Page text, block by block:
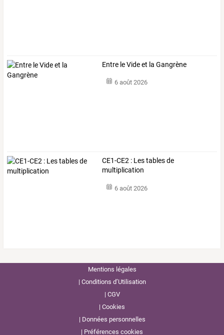
Entre le Vide et la Gangrène
6 août 2026
CE1-CE2 : Les tables de
multiplication
6 août 2026
Mentions légales
Conditions d’Utilisation
CGV
Cookies
Données personnelles
Préférences cookies